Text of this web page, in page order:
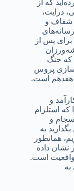
اثبات کرده‌اید که از
درایت،
شفاف و
برای پس از
که جنگ
پروس
هفدهم است.
و
استلزام
و
به
همانطور
تا به امروز نشان داده
واقعیت است.
به